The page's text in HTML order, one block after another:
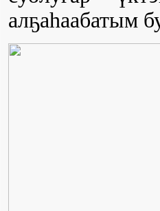
алҕаһаабатым